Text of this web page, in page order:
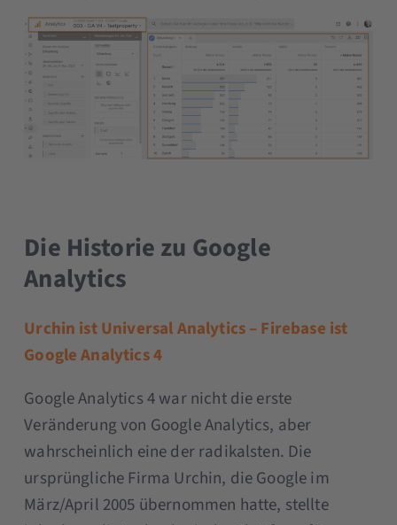
Die Historie zu Google
Analytics
Urchin ist Universal Analytics – Firebase ist
Google Analytics 4
Google Analytics 4 war nicht die erste
Veränderung von Google Analytics, aber
wahrscheinlich eine der radikalsten. Die
ursprüngliche Firma Urchin, die Google im
März/April 2005 übernommen hatte, stellte